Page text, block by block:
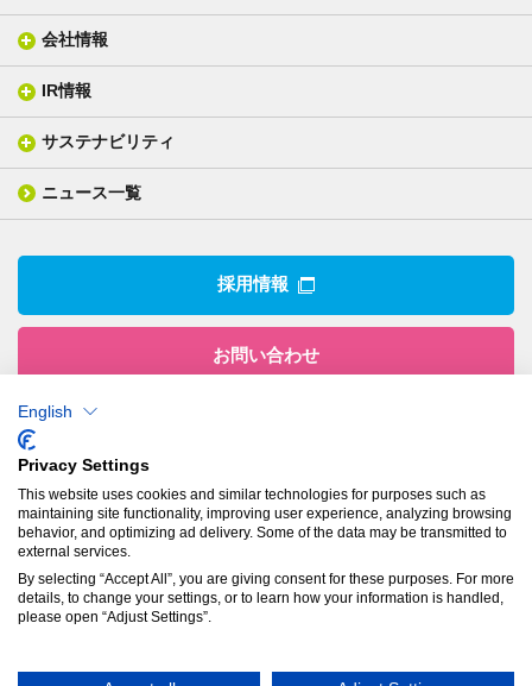
電気絶縁・産業構造材料
織物製品
一般塗工製品
産業用構造材料
塗る
技術用語集
技術・製品情報トップ
分析メニュー(事例)
分析装置
分析ニュース
会社情報
会社概要
組織図
事業所
関係企業
IR情報
IR情報トップ
IRライブラリー
IRニュース
サステナビリティ
サステナビリティ・マネジメント
社会との関わり
ニュース一覧
採用情報
お問い合わせ
株式会社有沢製作所
本社
〒943-8610
新潟県上越市南本町1丁目5番5号
TEL：025-524-5121／FAX：025-524-1117
プライバシーポリシー
© Arisawa Manufacturing Co., Ltd.
English
Privacy Settings
This website uses cookies and similar technologies for purposes such as
maintaining site functionality, improving user experience, analyzing browsing
behavior, and optimizing ad delivery. Some of the data may be transmitted to
external services.
By selecting “Accept All”, you are giving consent for these purposes. For more
details, to change your settings, or to learn how your information is handled,
please open “Adjust Settings”.